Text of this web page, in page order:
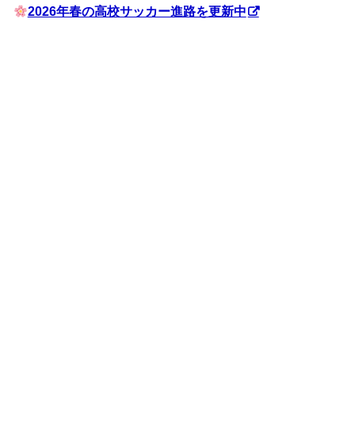
2026年春の高校サッカー進路を更新中